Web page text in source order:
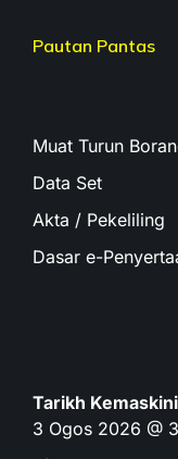
Pautan Pantas
Muat Turun
Data Set
Akta / Pekeliling
Dasar e-
Tarikh
3 Ogos 2026 @